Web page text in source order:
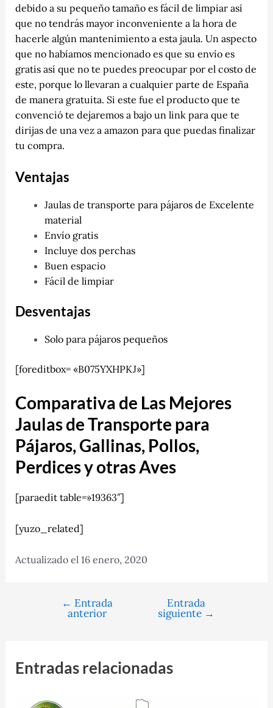
debido a su pequeño tamaño es fácil de limpiar así
que no tendrás mayor inconveniente a la hora de
hacerle algún mantenimiento a esta jaula. Un aspecto
que no habíamos mencionado es que su envío es
gratis así que no te puedes preocupar por el costo de
este, porque lo llevaran a cualquier parte de España
de manera gratuita. Si este fue el producto que te
convenció te dejaremos a bajo un link para que te
dirijas de una vez a amazon para que puedas finalizar
tu compra.
Ventajas
Jaulas de transporte para pájaros de Excelente
material
Envío gratis
Incluye dos perchas
Buen espacio
Fácil de limpiar
Desventajas
Solo para pájaros pequeños
[foreditbox= «B075YXHPKJ»]
Comparativa de Las Mejores
Jaulas de Transporte para
Pájaros, Gallinas, Pollos,
Perdices y otras Aves
[paraedit table=»19363″]
[yuzo_related]
Actualizado el 16 enero, 2020
Navegación
← Entrada
anterior
Entrada
siguiente →
Entradas relacionadas